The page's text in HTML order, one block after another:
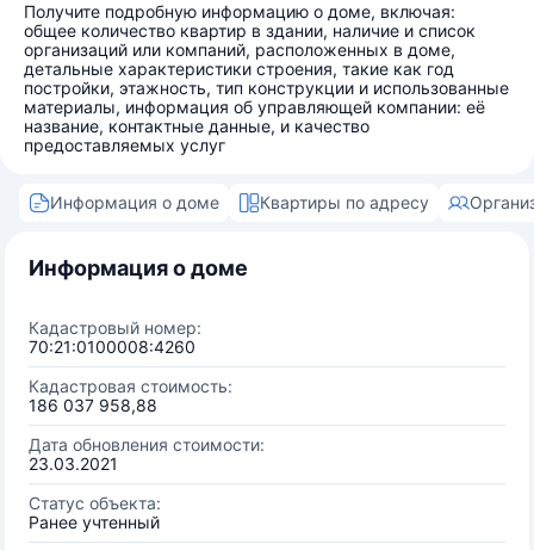
Получите подробную информацию о доме, включая:
общее количество квартир в здании, наличие и список
организаций или компаний, расположенных в доме,
детальные характеристики строения, такие как год
постройки, этажность, тип конструкции и использованные
материалы, информация об управляющей компании: её
название, контактные данные, и качество
предоставляемых услуг
Информация о доме Квартиры по адресу
Информация о доме
Кадастровый номер:
70:21:0100008:4260
Кадастровая стоимость:
186 037 958,88
Дата обновления стоимости:
23.03.2021
Статус объекта:
Ранее учтенный